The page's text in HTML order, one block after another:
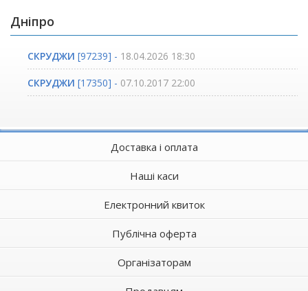
Дніпро
СКРУДЖИ [97239] - 18.04.2026 18:30
СКРУДЖИ [17350] - 07.10.2017 22:00
Доставка і оплата
Наші каси
Електронний квиток
Публічна оферта
Організаторам